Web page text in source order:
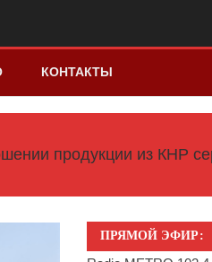
КОНТАКТЫ
продукции из КНР
ПРЯМОЙ ЭФИР: